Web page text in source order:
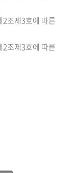
2조제3호에 따른
2조제3호에 따른